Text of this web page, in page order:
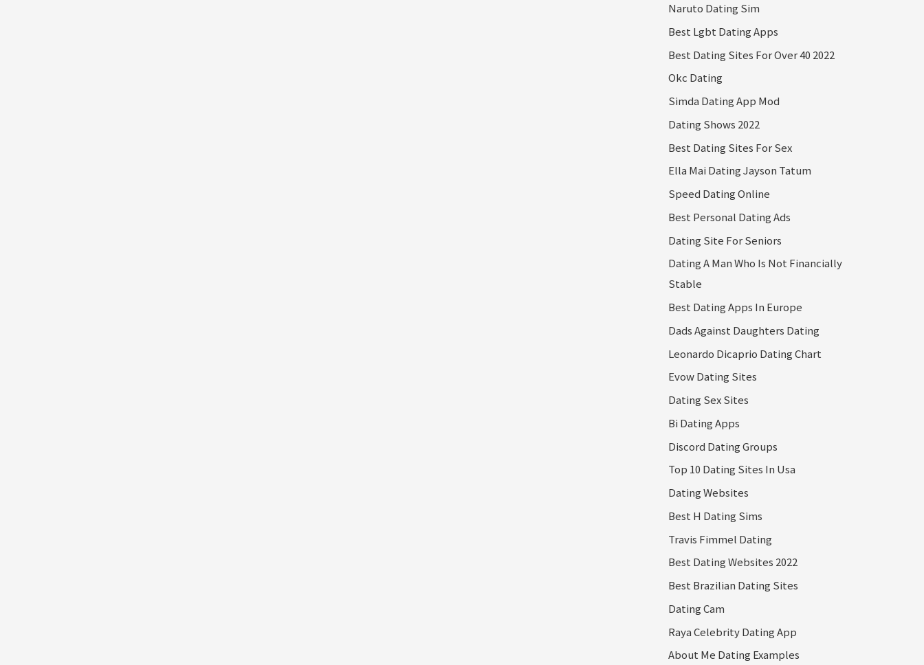
Naruto Dating Sim
Best Lgbt Dating Apps
Best Dating Sites For Over 40 2022
Okc Dating
Simda Dating App Mod
Dating Shows 2022
Best Dating Sites For Sex
Ella Mai Dating Jayson Tatum
Speed Dating Online
Best Personal Dating Ads
Dating Site For Seniors
Dating A Man Who Is Not Financially
Stable
Best Dating Apps In Europe
Dads Against Daughters Dating
Leonardo Dicaprio Dating Chart
Evow Dating Sites
Dating Sex Sites
Bi Dating Apps
Discord Dating Groups
Top 10 Dating Sites In Usa
Dating Websites
Best H Dating Sims
Travis Fimmel Dating
Best Dating Websites 2022
Best Brazilian Dating Sites
Dating Cam
Raya Celebrity Dating App
About Me Dating Examples